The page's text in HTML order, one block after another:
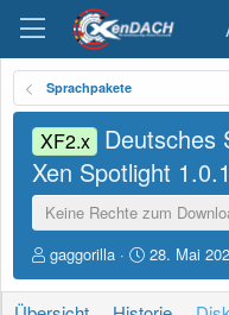
Sprachpakete
XF2.x Deutsches
Xen Spotlight
Keine Rechte zum
E
r
s
gaggorilla
E
r
s
28. Mai